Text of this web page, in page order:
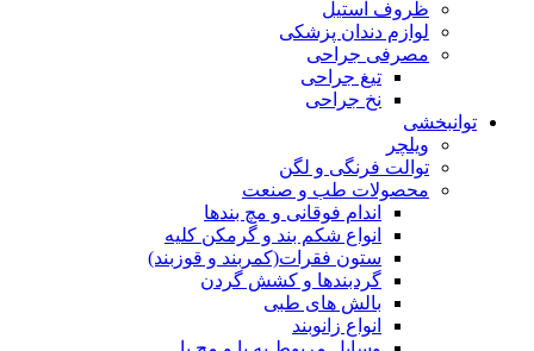
ظروف استیل
لوازم دندان پزشکی
مصرفی جراحی
تیغ جراحی
نخ جراحی
توانبخشی
ویلچر
توالت فرنگی و لگن
محصولات طب و صنعت
اندام فوقانی و مچ بندها
انواع شکم بند و گرمکن کلیه
ستون فقرات(کمربند و قوزبند)
گردبندها و کشش گردن
بالش های طبی
انواع زانوبند